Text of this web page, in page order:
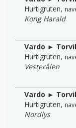
Hurtigruten,
Kong Harald
Vardo ►
Hurtigruten,
Vesterålen
Vardo ►
Hurtigruten,
Nordlys